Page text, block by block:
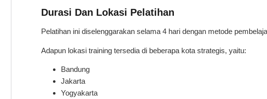
Durasi Dan Lokasi Pelatihan
Pelatihan ini diselenggarakan selama 4 hari dengan metode
Adapun lokasi training tersedia di beberapa kota strategis, yaitu:
Bandung
Jakarta
Yogyakarta